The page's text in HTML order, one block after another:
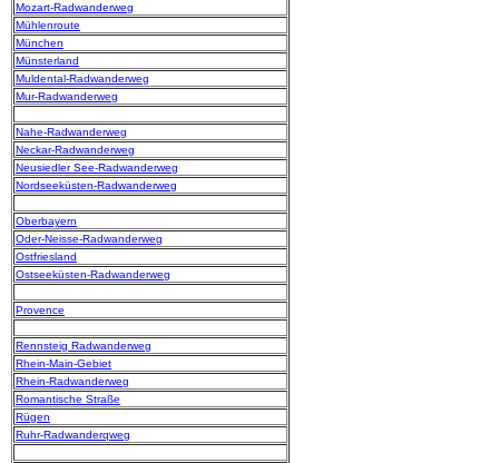
Mozart-Radwanderweg
Mühlenroute
München
Münsterland
Muldental-Radwanderweg
Mur-Radwanderweg
Nahe-Radwanderweg
Neckar-Radwanderweg
Neusiedler See-Radwanderweg
Nordseeküsten-Radwanderweg
Oberbayern
Oder-Neisse-Radwanderweg
Ostfriesland
Ostseeküsten-Radwanderweg
Provence
Rennsteig Radwanderweg
Rhein-Main-Gebiet
Rhein-Radwanderweg
Romantische Straße
Rügen
Ruhr-Radwanderqweg